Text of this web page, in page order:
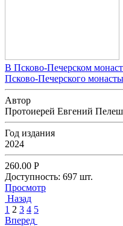
В Псково-Печерском
Псково-Печерского
Автор
Протоиерей Евгений
Год издания
2024
260.00 Р
Доступность: 697 шт.
Просмотр
Назад
1 2 3 4 5
Вперед